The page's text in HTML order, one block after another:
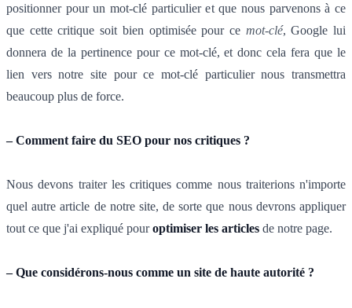
positionner pour un mot-clé particulier et que nous parvenons à ce
que cette critique soit bien optimisée pour ce mot-clé, Google lui
donnera de la pertinence pour ce mot-clé, et donc cela fera que le
lien vers notre site pour ce mot-clé particulier nous transmettra
beaucoup plus de force.
– Comment faire du SEO pour nos critiques ?
Nous devons traiter les critiques comme nous traiterions n'importe
quel autre article de notre site, de sorte que nous devrons appliquer
tout ce que j'ai expliqué pouroptimiser les articles de notre page.
– Que considérons-nous comme un site de haute autorité ?